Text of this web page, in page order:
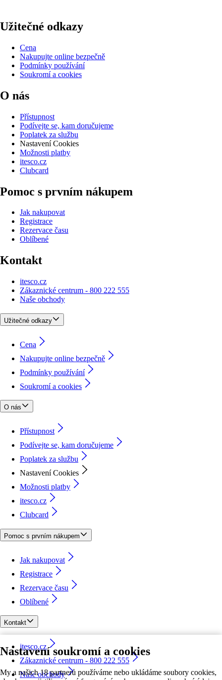
Nastavení soukromí a cookies
My a našich 18 partnerů používáme nebo ukládáme soubory cookies,
Užitečné odkazy
Cena
Nakupujte online bezpečně
Podmínky používání
Soukromí a cookies
O nás
Přístupnost
Podívejte se, kam doručujeme
Poplatek za službu
Nastavení Cookies
Možnosti platby
itesco.cz
Clubcard
Pomoc s prvním nákupem
Jak nakupovat
Registrace
Rezervace času
Oblíbené
Kontakt
itesco.cz
Zákaznické centrum - 800 222 555
Naše obchody
Užitečné odkazy
Cena
Nakupujte online bezpečně
Podmínky používání
Soukromí a cookies
O nás
Přístupnost
Podívejte se, kam doručujeme
Poplatek za službu
Nastavení Cookies
Možnosti platby
itesco.cz
Clubcard
Pomoc s prvním nákupem
Jak nakupovat
Registrace
Rezervace času
Oblíbené
Kontakt
itesco.cz
Zákaznické centrum - 800 222 555
Naše obchody